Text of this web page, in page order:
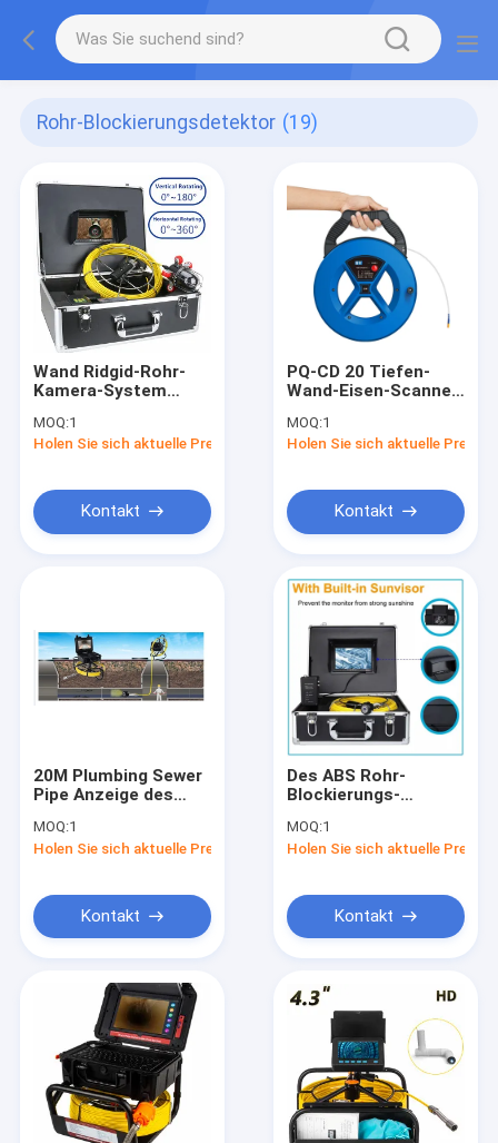
Rohr-Blockierungsdetektor (19)
Wand Ridgid-Rohr-
Kamera-System
7inch 83mm*125m
MOQ:1
Holen Sie sich aktuelle Preis
Kontakt
PQ-CD 20 Tiefen-
Wand-Eisen-Scanner
Blockierungs-
Detektor-Hand-20m
MOQ:1
Holen Sie sich aktuelle Preis
Kontakt
20M Plumbing Sewer
Pipe Anzeige des
System-9Inch TFT
LCD
MOQ:1
Holen Sie sich aktuelle Preis
Kontakt
Des ABS Rohr-
Blockierungs-
Klempnerarbeit-
Abfluss-Kamera-der
MOQ:1
Holen Sie sich aktuelle Preis
Kontakt